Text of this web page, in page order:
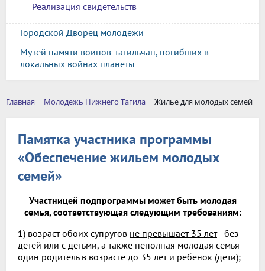
Реализация свидетельств
Городской Дворец молодежи
Музей памяти воинов-тагильчан, погибших в
локальных войнах планеты
Главная Молодежь Нижнего Тагила Жилье для молодых семей
Памятка участника программы
«Обеспечение жильем молодых
семей»
Участницей подпрограммы может быть молодая
семья, соответствующая следующим требованиям:
1) возраст обоих супругов не превышает 35 лет- без
детей или с детьми, а также неполная молодая семья –
один родитель в возрасте до 35 лет и ребенок (дети);